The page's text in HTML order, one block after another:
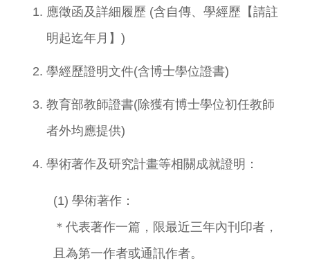
應徵函及詳細履歷 (含自傳、學經歷【請註
明起迄年月】)
學經歷證明文件(含博士學位證書)
教育部教師證書(除獲有博士學位初任教師
者外均應提供)
學術著作及研究計畫等相關成就證明：
(1) 學術著作：
＊代表著作一篇，限最近三年內刊印者，
且為第一作者或通訊作者。